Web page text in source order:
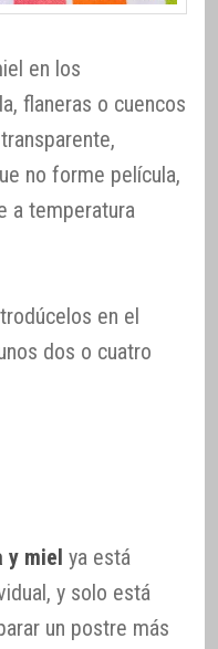
en los
flaneras o cuencos
no forme película,
a temperatura
en el
dos o cuatro
y miel ya está
y solo está
un postre más